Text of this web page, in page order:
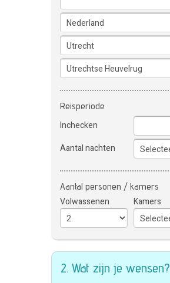
Reisperiode
Inchecken
Aantal nachten
Aantal personen / kamers
Volwassenen Kamers
2. Wat zijn je wensen?